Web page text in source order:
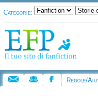
Categorie:
Regole/